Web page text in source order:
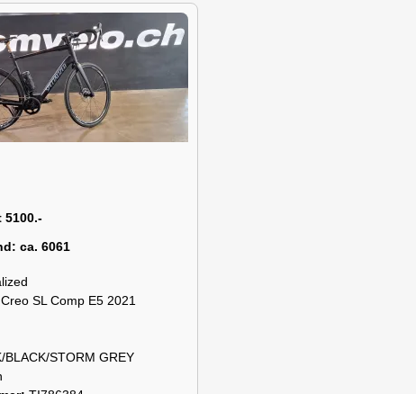
5100.-
ca. 6061
SL Comp E5 2021
BLACK/STORM GREY